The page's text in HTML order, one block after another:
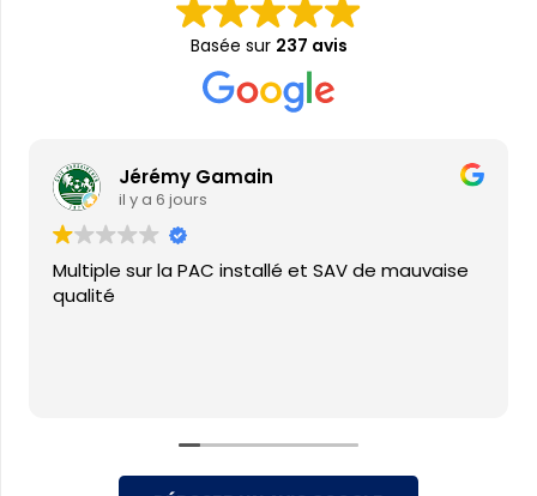
Basée sur 237 avis
Jérémy Gamain
il y a 6 jours
Multiple sur la PAC installé et SAV de mauvaise
qualité